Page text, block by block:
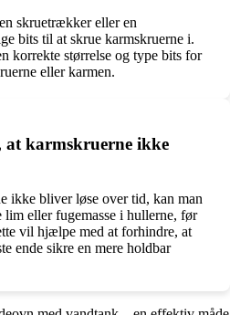
skruetrækker eller en
bits til at skrue karmskruerne i.
korrekte størrelse og type bits for
eller karmen.
karmskruerne ikke
ikke bliver løse over tid, kan man
lim eller fugemasse i hullerne, før
vil hjælpe med at forhindre, at
ende sikre en mere holdbar